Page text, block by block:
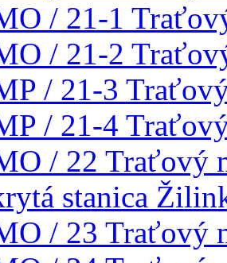
/ 21-1
/ 21-2
/ 21-3
/ 21-4
/ 22 Traťový
stanica
/ 23 Traťový